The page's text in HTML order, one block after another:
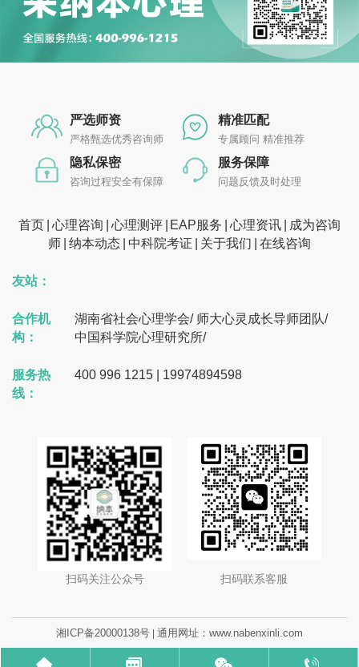
严选师资
严格甄选优秀咨询师
精准匹配
专属顾问 精准推荐
隐私保密
咨询过程安全有保障
服务保障
问题反馈及时处理
首页 心理咨询 心理测评 EAP服务 心理资讯
成为咨询
师 纳本动态 中科院考证 关于我们 在线咨询
友站：
合作机
构：
湖南省社会心理学会/ 师大心灵成长导师团队/
中国科学院心理研究所/
服务热
线：
400 996 1215 | 19974894598
扫码关注公众号 扫码联系客服
湘ICP备20000138号 | 通用网址：www.nabenxinli.com